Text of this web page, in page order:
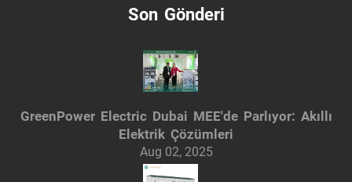
Son Gönderi
GreenPower Electric Dubai MEE'de Parlıyor: Akıllı
Elektrik Çözümleri
Aug 02, 2025